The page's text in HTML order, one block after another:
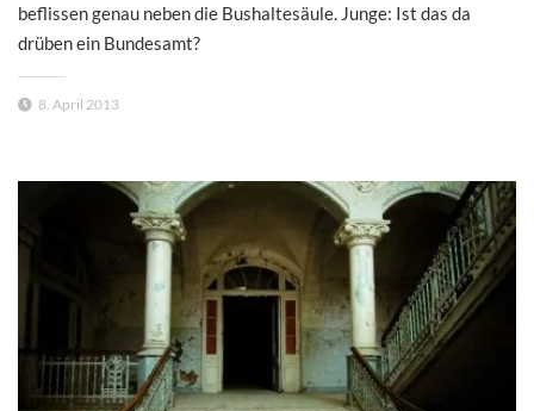
beflissen genau neben die Bushaltesäule. Junge: Ist das da
drüben ein Bundesamt?
8. April 2013